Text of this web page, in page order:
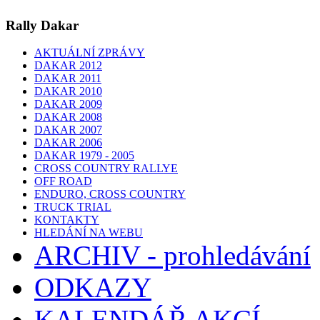
Rally Dakar
AKTUÁLNÍ ZPRÁVY
DAKAR 2012
DAKAR 2011
DAKAR 2010
DAKAR 2009
DAKAR 2008
DAKAR 2007
DAKAR 2006
DAKAR 1979 - 2005
CROSS COUNTRY RALLYE
OFF ROAD
ENDURO, CROSS COUNTRY
TRUCK TRIAL
KONTAKTY
HLEDÁNÍ NA WEBU
ARCHIV - prohledávání
ODKAZY